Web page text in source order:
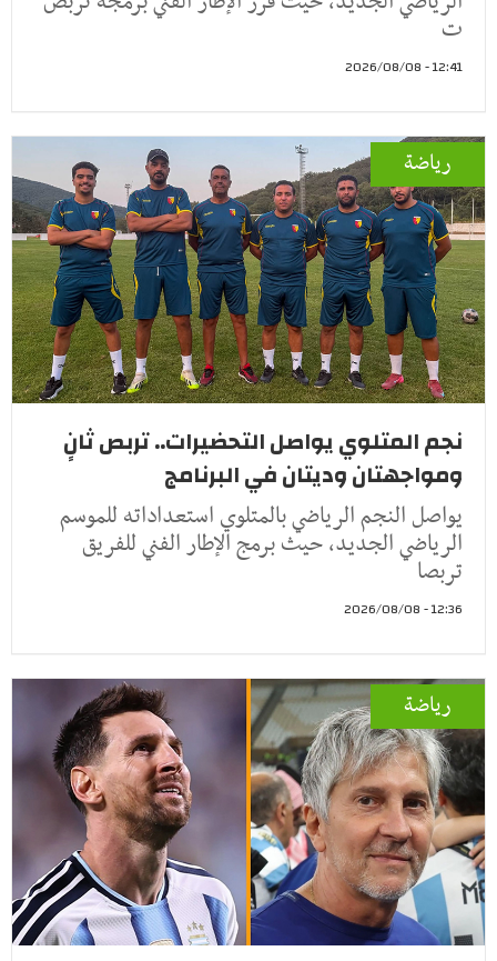
ت
12:41 - 2026/08/08
رياضة
نجم المتلوي يواصل التحضيرات.. تربص ثانٍ
ومواجهتان وديتان في البرنامج
يواصل النجم الرياضي بالمتلوي استعداداته للموسم
الرياضي الجديد، حيث برمج الإطار الفني للفريق
تربصا
12:36 - 2026/08/08
رياضة